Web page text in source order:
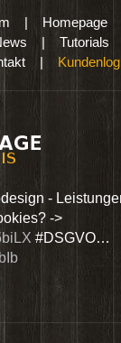
| Homepage
| Tutorials
|
-
->
#DSGVO…